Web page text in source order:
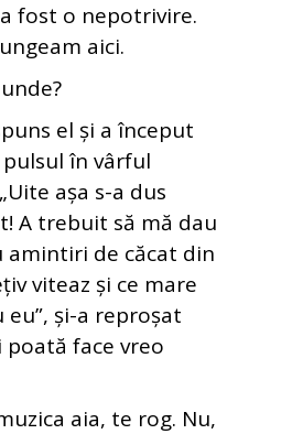
fost o nepotrivire.
aici.
el și a început
în vârful
așa s-a dus
A trebuit să mă dau
amintiri de căcat din
viteaz și ce mare
eu”, și-a reproșat
poată face vreo
aia, te rog. Nu,